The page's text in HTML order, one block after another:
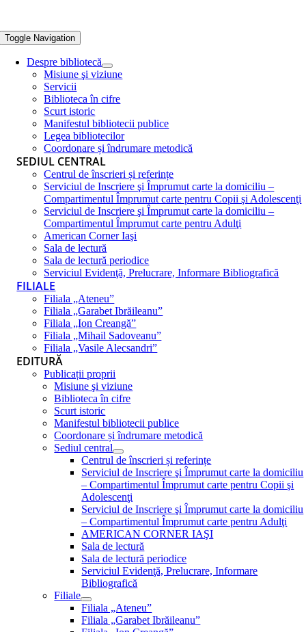
Toggle Navigation
Despre bibliotecă
Misiune şi viziune
Servicii
Biblioteca în cifre
Scurt istoric
Manifestul bibliotecii publice
Legea bibliotecilor
Coordonare și îndrumare metodică
SEDIUL CENTRAL
Centrul de înscrieri și referințe
Serviciul de Inscriere şi Împrumut carte la domiciliu –
Compartimentul Împrumut carte pentru Copii şi Adolescenţi
Serviciul de Inscriere şi Împrumut carte la domiciliu –
Compartimentul Împrumut carte pentru Adulţi
American Corner Iaşi
Sala de lectură
Sala de lectură periodice
Serviciul Evidenţă, Prelucrare, Informare Bibliografică
FILIALE
Filiala „Ateneu”
Filiala „Garabet Ibrăileanu”
Filiala „Ion Creangă”
Filiala „Mihail Sadoveanu”
Filiala „Vasile Alecsandri”
EDITURĂ
Publicații proprii
Misiune şi viziune
Biblioteca în cifre
Scurt istoric
Manifestul bibliotecii publice
Coordonare și îndrumare metodică
Sediul central
Centrul de înscrieri și referințe
Serviciul de Inscriere şi Împrumut carte la domiciliu
– Compartimentul Împrumut carte pentru Copii şi
Adolescenţi
Serviciul de Inscriere şi Împrumut carte la domiciliu
– Compartimentul Împrumut carte pentru Adulţi
AMERICAN CORNER IAŞI
Sala de lectură
Sala de lectură periodice
Serviciul Evidenţă, Prelucrare, Informare
Bibliografică
Filiale
Filiala „Ateneu”
Filiala „Garabet Ibrăileanu”